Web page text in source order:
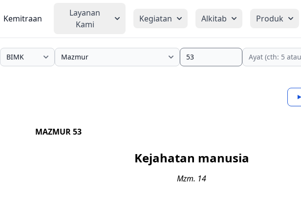
Kemitraan
Layanan
Kami
Kegiatan Alkitab Produk
MAZMUR 53
Kejahatan manusia
Mzm. 14